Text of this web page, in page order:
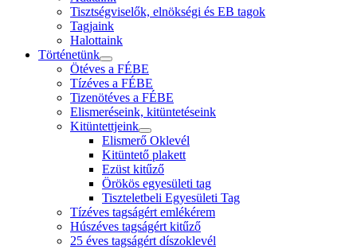
Tisztségviselők, elnökségi és EB tagok
Tagjaink
Halottaink
Történetünk
Ötéves a FÉBE
Tízéves a FÉBE
Tizenötéves a FÉBE
Elismeréseink, kitüntetéseink
Kitüntettjeink
Elismerő Oklevél
Kitüntető plakett
Ezüst kitűző
Örökös egyesületi tag
Tiszteletbeli Egyesületi Tag
Tízéves tagságért emlékérem
Húszéves tagságért kitűző
25 éves tagságért díszoklevél